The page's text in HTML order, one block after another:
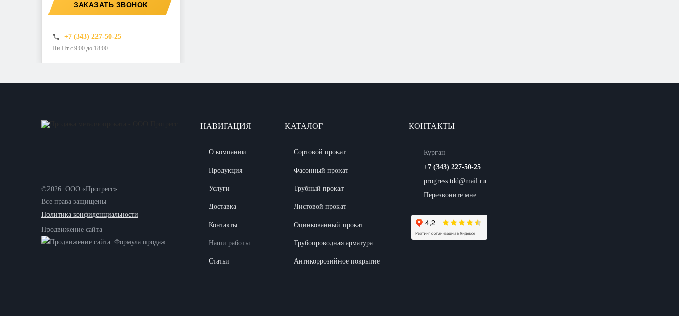
ЗАКАЗАТЬ ЗВОНОК
+7 (343) 227-50-25
Пн-Пт с 9:00 до 18:00
©2026. ООО «Прогресс»
Все права защищены
Политика конфиденциальности
Продвижение сайта
НАВИГАЦИЯ
О компании
Продукция
Услуги
Доставка
Контакты
Наши работы
Статьи
КАТАЛОГ
Сортовой прокат
Фасонный прокат
Трубный прокат
Листовой прокат
Оцинкованный прокат
Трубопроводная арматура
Антикоррозийное покрытие
КОНТАКТЫ
Курган
+7 (343) 227-50-25
progress.tdd@mail.ru
Перезвоните мне